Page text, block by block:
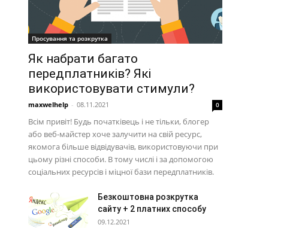
Просування та розкрутка
Як набрати багато
передплатників? Які
використовувати стимули?
maxwelhelp - 08.11.2021 0
Всім привіт! Будь початківець і не тільки, блогер
або веб-майстер хоче залучити на свій ресурс,
якомога більше відвідувачів, використовуючи при
цьому різні способи. В тому числі і за допомогою
соціальних ресурсів і міцної бази передплатників.
Безкоштовна розкрутка
сайту + 2 платних способу
09.12.2021